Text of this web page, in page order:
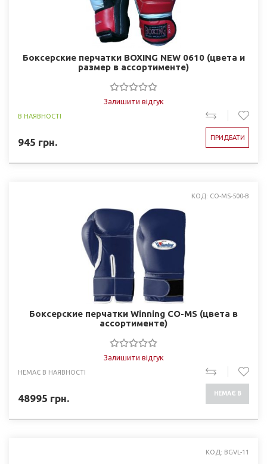
Боксерские перчатки BOXING NEW 0610 (цвета и
размер в ассортименте)
Залишити відгук
В НАЯВНОСТІ
945 грн. ПРИДБАТИ
КОД: CO-MS-500-B
Боксерские перчатки Winning CO-MS (цвета в
ассортименте)
Залишити відгук
НЕМАЄ В НАЯВНОСТІ
48995 грн. НЕМАЄ В
КОД: BGVL-11